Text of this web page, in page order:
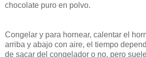
chocolate puro en polvo.
Congelar y para hornear, calentar el
arriba y abajo con aire, el tiempo
de sacar del congelador o no, pero